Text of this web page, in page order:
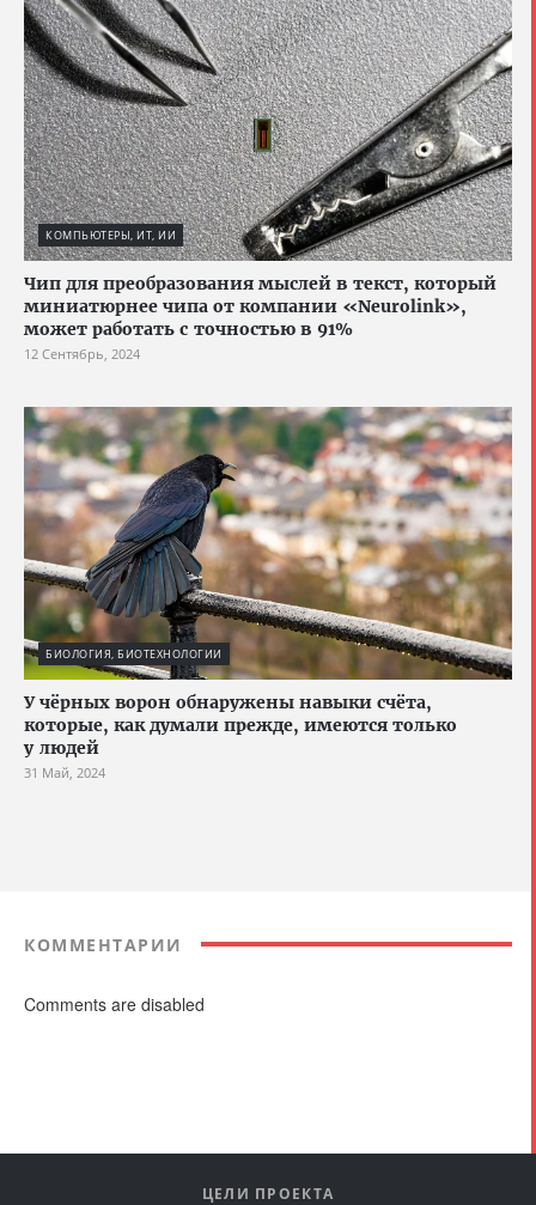
КОМПЬЮТЕРЫ, ИТ, ИИ
Чип для преобразования мыслей в текст, который
миниатюрнее чипа от компании «Neurolink»,
может работать с точностью в 91%
12 Сентябрь, 2024
БИОЛОГИЯ, БИОТЕХНОЛОГИИ
У чёрных ворон обнаружены навыки счёта,
которые, как думали прежде, имеются только
у людей
31 Май, 2024
КОММЕНТАРИИ
Comments are disabled
ЦЕЛИ ПРОЕКТА